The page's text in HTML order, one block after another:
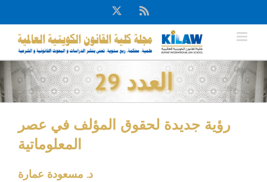
to
content
Rss
X
العدد 29
رؤية جديدة لحقوق المؤلف في عصر
المعلوماتية
د. مسعودة عمارة